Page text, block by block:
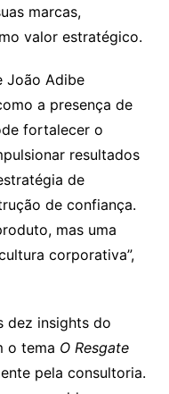
marcas,
valor estratégico.
João Adibe
a presença de
fortalecer o
resultados
de
de confiança.
mas uma
corporativa”,
dez insights do
o tema O Resgate
pela consultoria.